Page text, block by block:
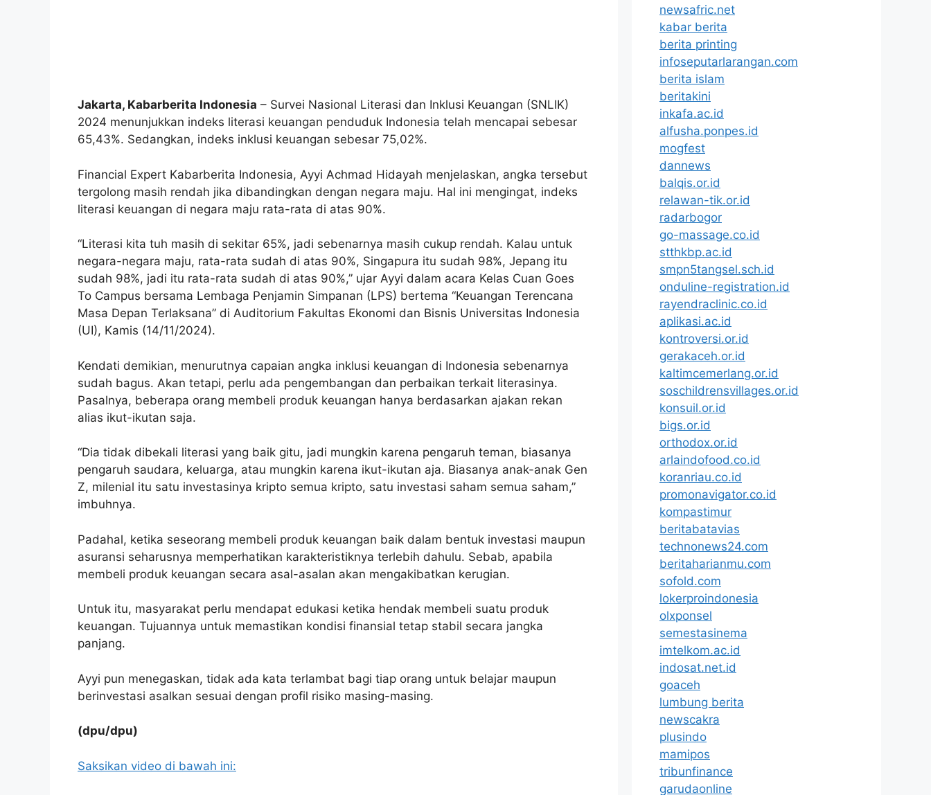
Jakarta, Kabarberita Indonesia – Survei Nasional Literasi dan Inklusi Keuangan (SNLIK)
2024 menunjukkan indeks literasi keuangan penduduk Indonesia telah mencapai sebesar
65,43%. Sedangkan, indeks inklusi keuangan sebesar 75,02%.
Financial Expert Kabarberita Indonesia, Ayyi Achmad Hidayah menjelaskan, angka tersebut
tergolong masih rendah jika dibandingkan dengan negara maju. Hal ini mengingat, indeks
literasi keuangan di negara maju rata-rata di atas 90%.
“Literasi kita tuh masih di sekitar 65%, jadi sebenarnya masih cukup rendah. Kalau untuk
negara-negara maju, rata-rata sudah di atas 90%, Singapura itu sudah 98%, Jepang itu
sudah 98%, jadi itu rata-rata sudah di atas 90%,” ujar Ayyi dalam acara Kelas Cuan Goes
To Campus bersama Lembaga Penjamin Simpanan (LPS) bertema “Keuangan Terencana
Masa Depan Terlaksana” di Auditorium Fakultas Ekonomi dan Bisnis Universitas Indonesia
(UI), Kamis (14/11/2024).
Kendati demikian, menurutnya capaian angka inklusi keuangan di Indonesia sebenarnya
sudah bagus. Akan tetapi, perlu ada pengembangan dan perbaikan terkait literasinya.
Pasalnya, beberapa orang membeli produk keuangan hanya berdasarkan ajakan rekan
alias ikut-ikutan saja.
“Dia tidak dibekali literasi yang baik gitu, jadi mungkin karena pengaruh teman, biasanya
pengaruh saudara, keluarga, atau mungkin karena ikut-ikutan aja. Biasanya anak-anak Gen
Z, milenial itu satu investasinya kripto semua kripto, satu investasi saham semua saham,”
imbuhnya.
Padahal, ketika seseorang membeli produk keuangan baik dalam bentuk investasi maupun
asuransi seharusnya memperhatikan karakteristiknya terlebih dahulu. Sebab, apabila
membeli produk keuangan secara asal-asalan akan mengakibatkan kerugian.
Untuk itu, masyarakat perlu mendapat edukasi ketika hendak membeli suatu produk
keuangan. Tujuannya untuk memastikan kondisi finansial tetap stabil secara jangka
panjang.
Ayyi pun menegaskan, tidak ada kata terlambat bagi tiap orang untuk belajar maupun
berinvestasi asalkan sesuai dengan profil risiko masing-masing.
(dpu/dpu)
Saksikan video di bawah ini:
newsafric.net
kabar berita
berita printing
infoseputarlarangan.com
berita islam
beritakini
inkafa.ac.id
alfusha.ponpes.id
mogfest
dannews
balqis.or.id
relawan-tik.or.id
radarbogor
go-massage.co.id
stthkbp.ac.id
smpn5tangsel.sch.id
onduline-registration.id
rayendraclinic.co.id
aplikasi.ac.id
kontroversi.or.id
gerakaceh.or.id
kaltimcemerlang.or.id
soschildrensvillages.or.id
konsuil.or.id
bigs.or.id
orthodox.or.id
arlaindofood.co.id
koranriau.co.id
promonavigator.co.id
kompastimur
beritabatavias
technonews24.com
beritaharianmu.com
sofold.com
lokerproindonesia
olxponsel
semestasinema
imtelkom.ac.id
indosat.net.id
goaceh
lumbung berita
newscakra
plusindo
mamipos
tribunfinance
garudaonline